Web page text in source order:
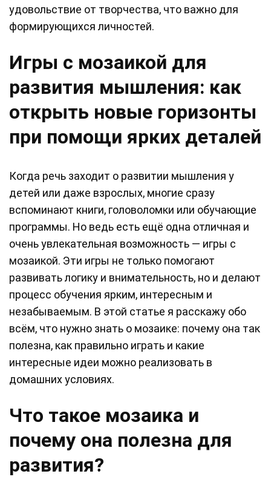
удовольствие от творчества, что важно для
формирующихся личностей.
Игры с мозаикой для
развития мышления: как
открыть новые горизонты
при помощи ярких деталей
Когда речь заходит о развитии мышления у
детей или даже взрослых, многие сразу
вспоминают книги, головоломки или обучающие
программы. Но ведь есть ещё одна отличная и
очень увлекательная возможность — игры с
мозаикой. Эти игры не только помогают
развивать логику и внимательность, но и делают
процесс обучения ярким, интересным и
незабываемым. В этой статье я расскажу обо
всём, что нужно знать о мозаике: почему она так
полезна, как правильно играть и какие
интересные идеи можно реализовать в
домашних условиях.
Что такое мозаика и
почему она полезна для
развития?